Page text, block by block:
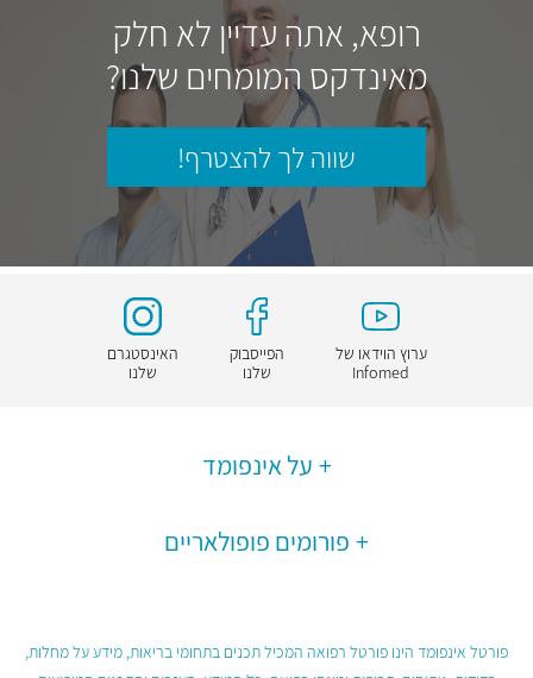
רופא, אתה עדיין לא חלק
מאינדקס המומחים שלנו?
שווה לך להצטרף!
ערוץ הוידאו של
Infomed
הפייסבוק
שלנו
האינסטגרם
שלנו
על אינפומד
פורומים פופולאריים
פורטל אינפומד הינו פורטל רפואה המכיל תכנים בתחומי בריאות, מידע על מחלות,